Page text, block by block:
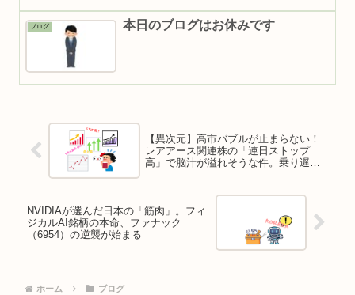
ブログ 本日のブログはお休みです
【異次元】高市バブルが止まらない！
レアアース関連株の「連日ストップ
高」で脳汁が溢れそうな件。乗り遅れ
NVIDIAが選んだ日本の「筋肉」。フィ
ジカルAI銘柄の本命、ファナック
（6954）の逆襲が始まる
ホーム ブログ